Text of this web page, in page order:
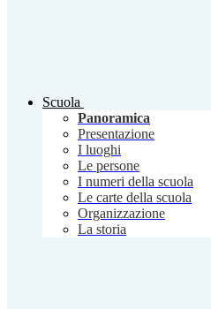
Scuola
Panoramica
Presentazione
I luoghi
Le persone
I numeri della scuola
Le carte della scuola
Organizzazione
La storia